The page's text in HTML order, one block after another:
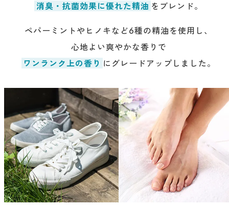
トイレ用
ティーセント
どこでも
睡眠用
ねむりの魔法
玄関用
イーミスト
どこでも
アロミック・フィット
衣類・ファブリック用
ラベンダー
キャンドルライト
睡眠用
グッドスリープ
睡眠用
ストレケアアロマ-眠り-
マスククリップ
次亜塩素酸水ジアケア
ご利用ガイド
わたしたちについて
読みもの
法人のお客様
採用情報
消臭・抗菌効果に優れた精油 をブレンド。
ペパーミントやヒノキなど6種の精油を使用し、
心地よい爽やかな香りで
ワンランク上の香り にグレードアップしました。